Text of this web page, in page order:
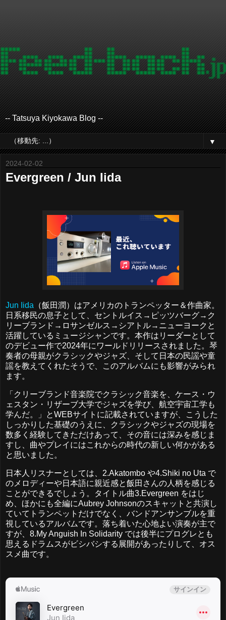
-- Tatsuya Kiyokawa Blog --
▼
2024-02-02
Evergreen / Jun Iida
Jun Iida （飯田潤）はアメリカのトランペッター＆作曲家。
日系移民の息子として、セントルイス→ピッツバーグ→ク
リーブランド→ロサンゼルス→シアトル→ニューヨークと
活躍しているミュージシャンです。本作はリーダーとして
のデビュー作で2024年にワールドリリースされました。琴
奏者の母親がクラシックやジャズ、そして日本の民謡や童
謡を教えてくれたそうで、このアルバムにも影響がみられ
ます。
「クリーブランド音楽院でクラシック音楽を、ケース・ウ
ェスタン・リザーブ大学でジャズを学び、航空宇宙工学も
学んだ。」とWEBサイトに記載されていますが、こうした
しっかりした基礎のうえに、クラシックやジャズの現場を
数多く経験してきただけあって、その音には深みを感じま
すし、曲やプレイにはこれからの時代の新しい何かがある
と思いました。
日本人リスナーとしては、2.Akatombo や4.Shiki no Uta で
のメロディーや日本語に親近感と飯田さんの人柄を感じる
ことができるでしょう。タイトル曲3.Evergreen をはじ
め、ほかにも全編にAubrey Johnsonのスキャットと共演し
ていてトランペットだけでなく、バンドアンサンブルを重
視しているアルバムです。落ち着いた心地よい演奏が主で
すが、8.My Anguish In Solidarity では後半にプログレとも
思えるドラムスがビシバシする展開があったりして、オス
スメ曲です。